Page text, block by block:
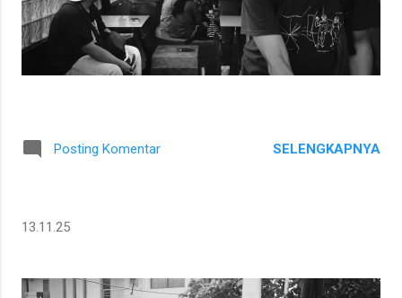
Posting Komentar SELENGKAPNYA
13.11.25